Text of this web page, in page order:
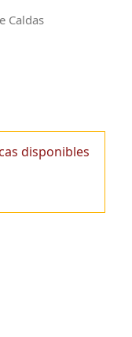
Caldas
disponibles